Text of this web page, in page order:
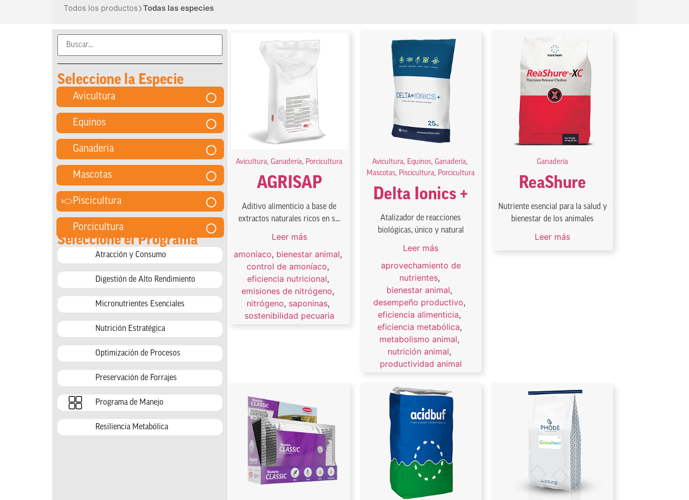
Todos los productos›Todas las especies
Seleccione la Especie
Avicultura
Equinos
Ganadería
Mascotas
Piscicultura
Porcicultura
Seleccione el Programa
Atracción y Consumo
Digestión de Alto Rendimiento
Micronutrientes Esenciales
Nutrición Estratégica
Optimización de Procesos
Preservación de Forrajes
Programa de Manejo
Resiliencia Metabólica
Avicultura,Ganadería, Porcicultura
AGRISAP
Aditivo alimenticio a base de
extractos naturales ricos en s...
Leer más
amoníaco, bienestar animal,
control de amoníaco,
eficiencia nutricional,
emisiones de nitrógeno,
nitrógeno, saponinas,
sostenibilidad pecuaria
Avicultura, Equinos, Ganadería,
Mascotas, Piscicultura, Porcicultura
Delta Ionics +
Atalizador de reacciones
biológicas, único y natural
Leer más
aprovechamiento de
nutrientes,
bienestar animal,
desempeño productivo,
eficiencia alimenticia,
eficiencia metabólica,
metabolismo animal,
nutrición animal,
productividad animal
Ganadería
ReaShure
Nutriente esencial para la salud y
bienestar de los animales
Leer más